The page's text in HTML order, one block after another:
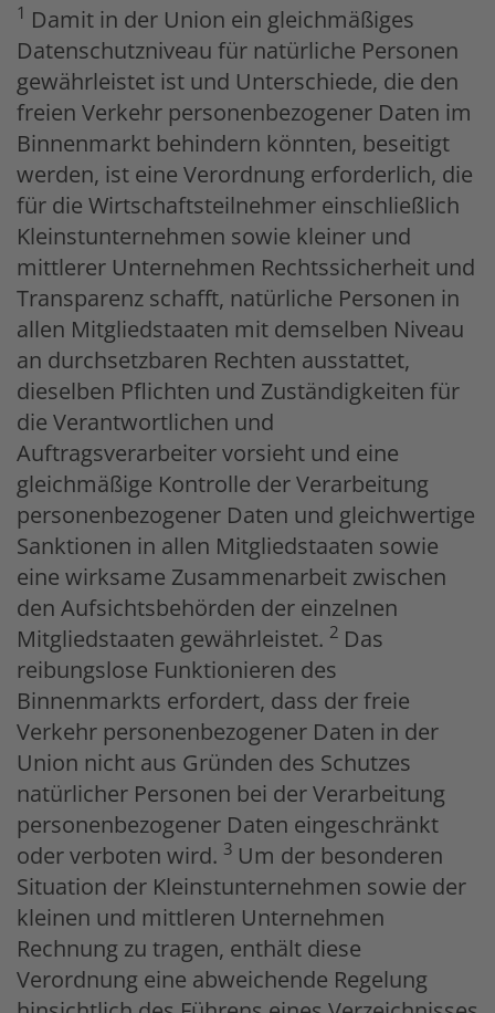
1 Damit in der Union ein gleichmäßiges
Datenschutzniveau für natürliche Personen
gewährleistet ist und Unterschiede, die den
freien Verkehr personenbezogener Daten im
Binnenmarkt behindern könnten, beseitigt
werden, ist eine Verordnung erforderlich, die
für die Wirtschaftsteilnehmer einschließlich
Kleinstunternehmen sowie kleiner und
mittlerer Unternehmen Rechtssicherheit und
Transparenz schafft, natürliche Personen in
allen Mitgliedstaaten mit demselben Niveau
an durchsetzbaren Rechten ausstattet,
dieselben Pflichten und Zuständigkeiten für
die Verantwortlichen und
Auftragsverarbeiter vorsieht und eine
gleichmäßige Kontrolle der Verarbeitung
personenbezogener Daten und gleichwertige
Sanktionen in allen Mitgliedstaaten sowie
eine wirksame Zusammenarbeit zwischen
den Aufsichtsbehörden der einzelnen
Mitgliedstaaten gewährleistet. 2 Das
reibungslose Funktionieren des
Binnenmarkts erfordert, dass der freie
Verkehr personenbezogener Daten in der
Union nicht aus Gründen des Schutzes
natürlicher Personen bei der Verarbeitung
personenbezogener Daten eingeschränkt
oder verboten wird. 3 Um der besonderen
Situation der Kleinstunternehmen sowie der
kleinen und mittleren Unternehmen
Rechnung zu tragen, enthält diese
Verordnung eine abweichende Regelung